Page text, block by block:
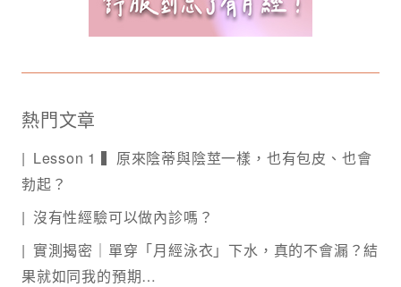
熱門文章
Lesson 1 ▍原來陰蒂與陰莖一樣，也有包皮、也會
勃起？
沒有性經驗可以做內診嗎？
實測揭密｜單穿「月經泳衣」下水，真的不會漏？結
果就如同我的預期…